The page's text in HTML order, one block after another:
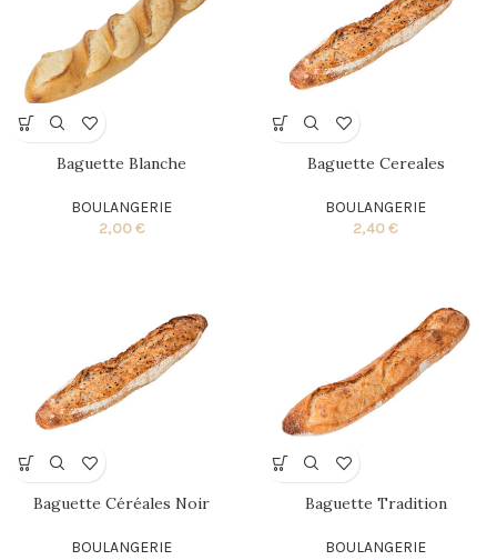
Baguette Blanche
BOULANGERIE
2,00€
Baguette Cereales
BOULANGERIE
2,40€
Baguette Céréales Noir
BOULANGERIE
Baguette Tradition
BOULANGERIE